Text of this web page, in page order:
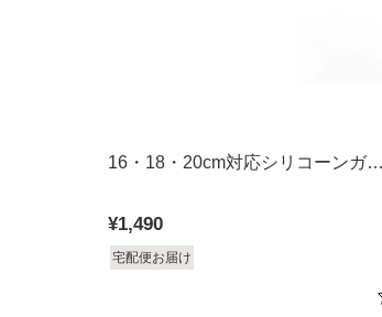
16・18・20cm対応シリコーンガラ
¥1,490
宅配便お届け